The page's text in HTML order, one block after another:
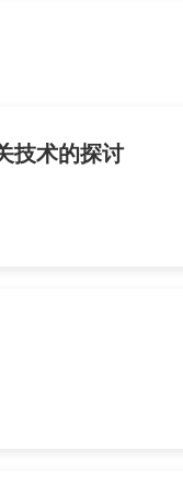
技术的探讨